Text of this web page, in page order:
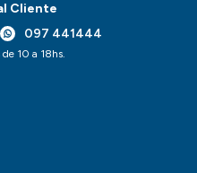
Cliente
097 441444
de 10 a 18hs.